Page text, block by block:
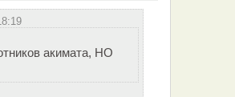
акимата, НО